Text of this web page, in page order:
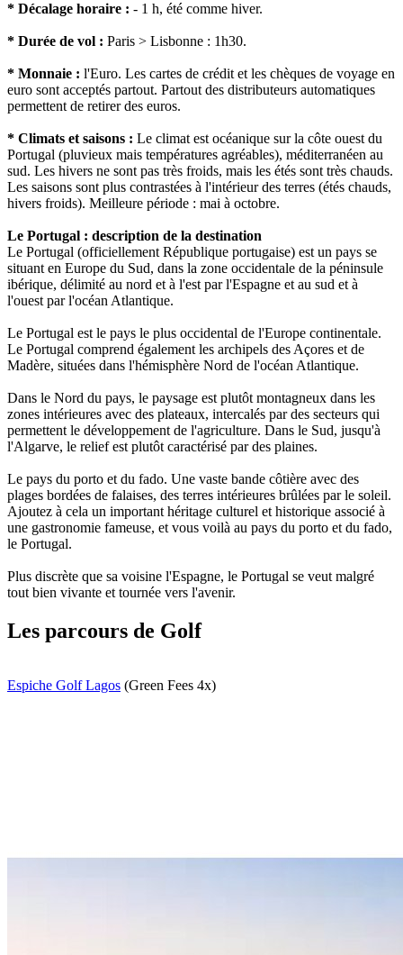
* Décalage horaire : - 1 h, été comme hiver.
* Durée de vol : Paris > Lisbonne : 1h30.
* Monnaie : l'Euro. Les cartes de crédit et les chèques de voyage en
euro sont acceptés partout. Partout des distributeurs automatiques
permettent de retirer des euros.
* Climats et saisons : Le climat est océanique sur la côte ouest du
Portugal (pluvieux mais températures agréables), méditerranéen au
sud. Les hivers ne sont pas très froids, mais les étés sont très chauds.
Les saisons sont plus contrastées à l'intérieur des terres (étés chauds,
hivers froids). Meilleure période : mai à octobre.
Le Portugal : description de la destination
Le Portugal (officiellement République portugaise) est un pays se
situant en Europe du Sud, dans la zone occidentale de la péninsule
ibérique, délimité au nord et à l'est par l'Espagne et au sud et à
l'ouest par l'océan Atlantique.
Le Portugal est le pays le plus occidental de l'Europe continentale.
Le Portugal comprend également les archipels des Açores et de
Madère, situées dans l'hémisphère Nord de l'océan Atlantique.
Dans le Nord du pays, le paysage est plutôt montagneux dans les
zones intérieures avec des plateaux, intercalés par des secteurs qui
permettent le développement de l'agriculture. Dans le Sud, jusqu'à
l'Algarve, le relief est plutôt caractérisé par des plaines.
Le pays du porto et du fado. Une vaste bande côtière avec des
plages bordées de falaises, des terres intérieures brûlées par le soleil.
Ajoutez à cela un important héritage culturel et historique associé à
une gastronomie fameuse, et vous voilà au pays du porto et du fado,
le Portugal.
Plus discrète que sa voisine l'Espagne, le Portugal se veut malgré
tout bien vivante et tournée vers l'avenir.
Les parcours de Golf
Espiche Golf Lagos (Green Fees 4x)